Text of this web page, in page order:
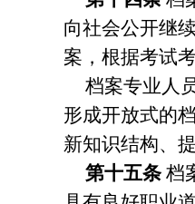
向社会公开继
案，根据考试
档案专业人
形成开放式的
新知识结构、
第十五条 档